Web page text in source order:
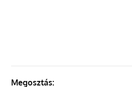
Megosztás: